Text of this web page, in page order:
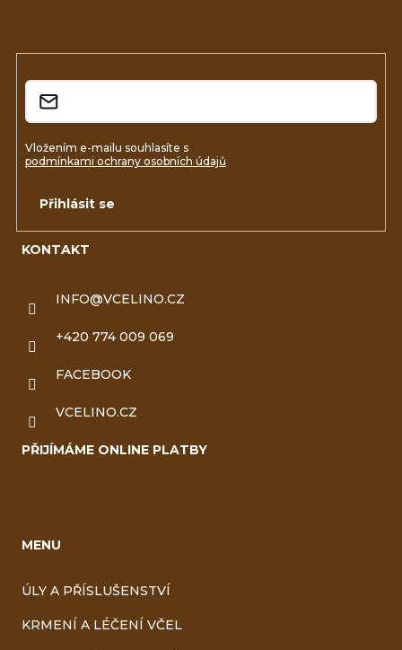
KONTAKT
INFO@VCELINO.CZ
+420 774 009 069
FACEBOOK
VCELINO.CZ
PŘIJÍMÁME ONLINE PLATBY
MENU
ÚLY A PŘÍSLUŠENSTVÍ
KRMENÍ A LÉČENÍ VČEL
Vložením e-mailu souhlasíte s
podmínkami ochrany osobních údajů
Přihlásit se